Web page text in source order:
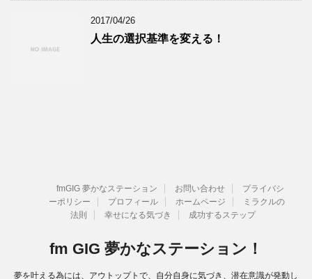
2017/04/26
人生の選択基準を変える！
fmGIG 夢かなステーション お問い合わせ
プライバシ
ーポリシー
プロフィール ホームページ
ミラクルの
法則
幸せになる気づき 成功するステップ
fm GIG 夢かなステーション！
夢を叶える為には、アウトップトで、自分自身に気づき、潜在意識が発動し